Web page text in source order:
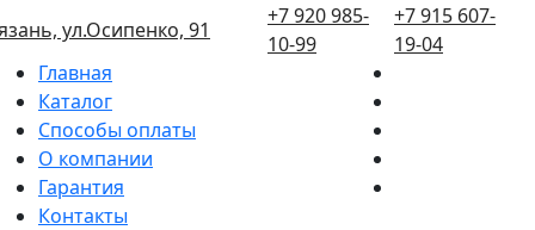
ул.Осипенко, 91
+7 920 985-
10-99
+7 915 607-
19-04
Главная
Каталог
Способы оплаты
О компании
Гарантия
Контакты